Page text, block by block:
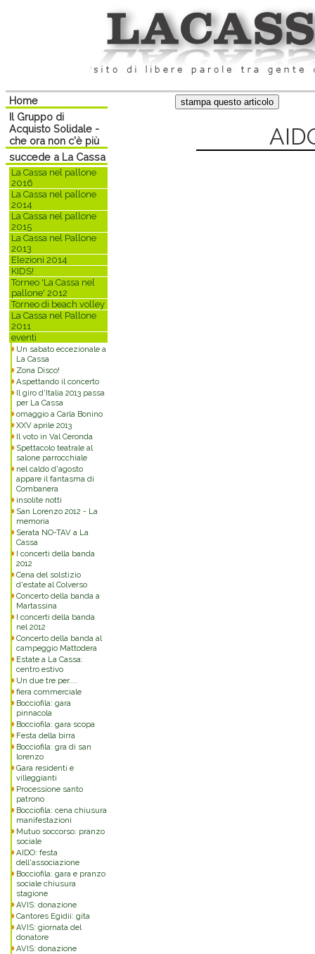
Home
Il Gruppo di
Acquisto Solidale -
che ora non c'è più
succede a La Cassa
La Cassa nel pallone
2016
La Cassa nel pallone
2014
La Cassa nel pallone
2015
La Cassa nel Pallone
2013
Elezioni 2014
KIDS!
Torneo 'La Cassa nel
pallone' 2012
Torneo di beach volley
La Cassa nel Pallone
2011
eventi
Un sabato eccezionale a
La Cassa
Zona Disco!
Aspettando il concerto
Il giro d'Italia 2013 passa
per La Cassa
omaggio a Carla Bonino
XXV aprile 2013
Il voto in Val Ceronda
Spettacolo teatrale al
salone parrocchiale
nel caldo d'agosto
appare il fantasma di
Combanera
insolite notti
San Lorenzo 2012 - La
memoria
Serata NO-TAV a La
Cassa
I concerti della banda
2012
Cena del solstizio
d'estate al Colverso
Concerto della banda a
Martassina
I concerti della banda
nel 2012
Concerto della banda al
campeggio Mattodera
Estate a La Cassa:
centro estivo
Un due tre per....
fiera commerciale
Bocciofila: gara
pinnacola
Bocciofila: gara scopa
Festa della birra
Bocciofila: gra di san
lorenzo
Gara residenti e
villeggianti
Processione santo
patrono
Bocciofila: cena chiusura
manifestazioni
Mutuo soccorso: pranzo
sociale
AIDO: festa
dell'associazione
Bocciofila: gara e pranzo
sociale chiusura
stagione
AVIS: donazione
Cantores Egidii: gita
AVIS: giornata del
donatore
AVIS: donazione